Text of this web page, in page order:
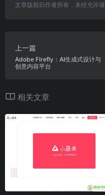
文章版权归作者所有，未经允许请
上一篇
Adobe Firefly：AI生成式设计与
创意内容平台
相关文章